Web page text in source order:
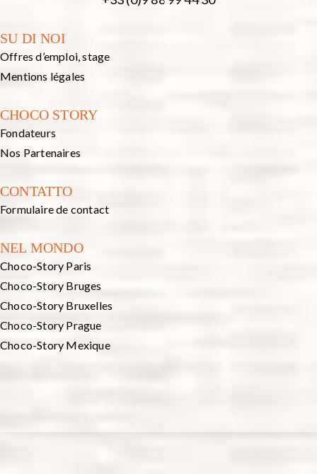
SU DI NOI
Offres d’emploi, stage
Mentions légales
CHOCO STORY
Fondateurs
Nos Partenaires
CONTATTO
Formulaire de contact
NEL MONDO
Choco-Story Paris
Choco-Story Bruges
Choco-Story Bruxelles
Choco-Story Prague
Choco-Story Mexique